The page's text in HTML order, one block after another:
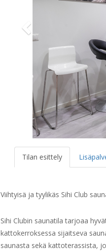
Tilan esittely
Viihtyisä ja tyylikäs Sihi Club
Sihi Clubin saunatila tarjoaa
kattokerroksessa sijaitseva
saunasta sekä kattoterassista,